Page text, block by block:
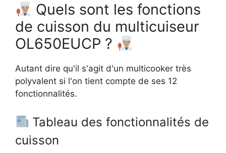
Quels sont les fonctions
de cuisson du multicuiseur
OL650EUCP ?
Autant dire qu'il s'agit d'un multicooker très
polyvalent si l'on tient compte de ses 12
fonctionnalités.
Tableau des fonctionnalités de
cuisson